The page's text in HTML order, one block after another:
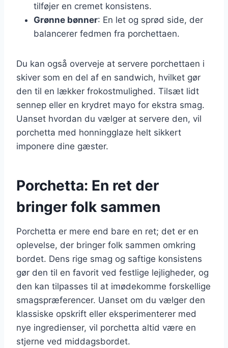
tilføjer en cremet konsistens.
Grønne bønner: En let og sprød side, der
balancerer fedmen fra porchettaen.
Du kan også overveje at servere porchettaen i
skiver som en del af en sandwich, hvilket gør
den til en lækker frokostmulighed. Tilsæt lidt
sennep eller en krydret mayo for ekstra smag.
Uanset hvordan du vælger at servere den, vil
porchetta med honningglaze helt sikkert
imponere dine gæster.
Porchetta: En ret der
bringer folk sammen
Porchetta er mere end bare en ret; det er en
oplevelse, der bringer folk sammen omkring
bordet. Dens rige smag og saftige konsistens
gør den til en favorit ved festlige lejligheder, og
den kan tilpasses til at imødekomme forskellige
smagspræferencer. Uanset om du vælger den
klassiske opskrift eller eksperimenterer med
nye ingredienser, vil porchetta altid være en
stjerne ved middagsbordet.